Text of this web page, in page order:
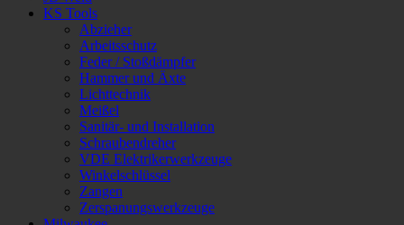
KS Tools
Abzieher
Arbeitsschutz
Feder / Stoßdämpfer
Hammer und Äxte
Lichttechnik
Meißel
Sanitär- und Installation
Schraubendreher
VDE Elektrikerwerkzeuge
Winkelschlüssel
Zangen
Zerspanungswerkzeuge